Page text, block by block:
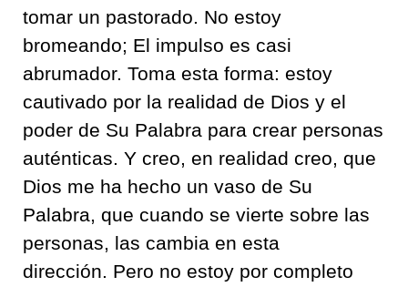
tomar un pastorado. No estoy
bromeando; El impulso es casi
abrumador. Toma esta forma: estoy
cautivado por la realidad de Dios y el
poder de Su Palabra para crear personas
auténticas. Y creo, en realidad creo, que
Dios me ha hecho un vaso de Su
Palabra, que cuando se vierte sobre las
personas, las cambia en esta
dirección. Pero no estoy por completo